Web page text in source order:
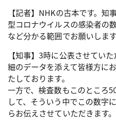
【記者】NHKの古本です。
型コロナウイルスの感染者の
など分かる範囲でお願いします
【知事】3時に公表させてい
細のデータを添えて皆様方に
たしております。
一方で、検査数もこのところ
して、そういう中でこの数字
らお伝えさせていただきます。